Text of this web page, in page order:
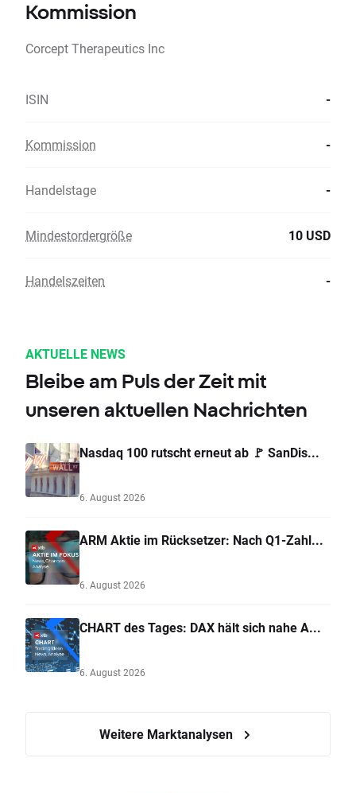
Kommission
Corcept Therapeutics Inc
ISIN -
Kommission -
Handelstage -
Mindestordergröße 10 USD
Handelszeiten -
AKTUELLE NEWS
Bleibe am Puls der Zeit mit
unseren aktuellen Nachrichten
Nasdaq 100 rutscht erneut ab 🚩 SanDis...
6. August 2026
ARM Aktie im Rücksetzer: Nach Q1-Zahl...
6. August 2026
CHART des Tages: DAX hält sich nahe A...
6. August 2026
Weitere Marktanalysen